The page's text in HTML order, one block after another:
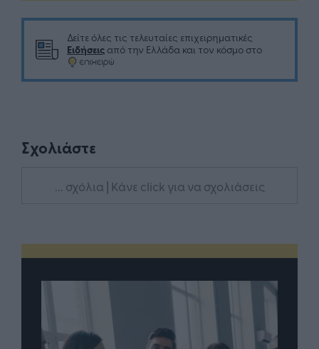
Δείτε όλες τις τελευταίες επιχειρηματικές
Ειδήσεις από την Ελλάδα και τον κόσμο στο
Σχολιάστε
... σχόλια | Κάνε click για να σχολιάσεις